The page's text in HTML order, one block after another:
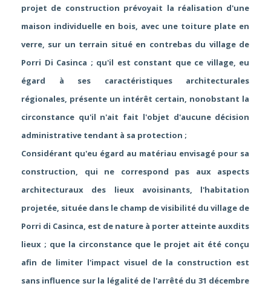
projet de construction prévoyait la réalisation d'une
maison individuelle en bois, avec une toiture plate en
verre, sur un terrain situé en contrebas du village de
Porri Di Casinca ; qu'il est constant que ce village, eu
égard à ses caractéristiques architecturales
régionales, présente un intérêt certain, nonobstant la
circonstance qu'il n'ait fait l'objet d'aucune décision
administrative tendant à sa protection ;
Considérant qu'eu égard au matériau envisagé pour sa
construction, qui ne correspond pas aux aspects
architecturaux des lieux avoisinants, l'habitation
projetée, située dans le champ de visibilité du village de
Porri di Casinca, est de nature à porter atteinte auxdits
lieux ; que la circonstance que le projet ait été conçu
afin de limiter l'impact visuel de la construction est
sans influence sur la légalité de l'arrêté du 31 décembre